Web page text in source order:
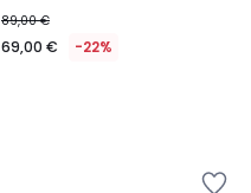
89,00 €
69,00 € -22%